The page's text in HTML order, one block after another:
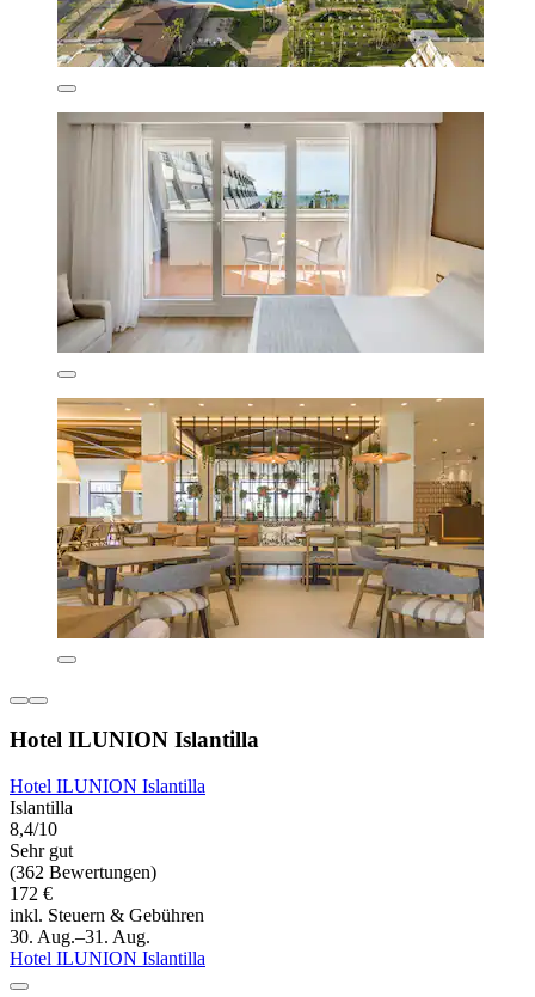
Hotel ILUNION Islantilla
Hotel ILUNION Islantilla
Islantilla
8,4/10
Sehr gut
(362 Bewertungen)
172 €
inkl. Steuern & Gebühren
30. Aug.–31. Aug.
Hotel ILUNION Islantilla